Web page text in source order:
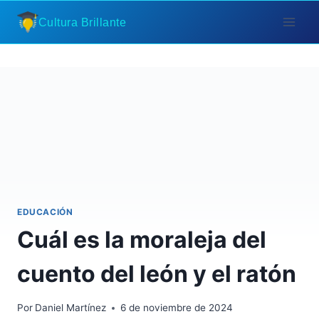
Saltar
contenido
Cultura Brillante
EDUCACIÓN
Cuál es la moraleja del
cuento del león y el ratón
Por Daniel Martínez 6 de noviembre de 2024